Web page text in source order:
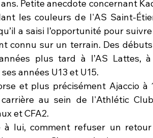
Petite anecdote concernant
les couleurs de l'AS Saint-
a saisi l’opportunité pour
connu sur un terrain. Des
plus tard à l’AS Lattes,
années U13 et U15.
et plus précisément Ajaccio à
au sein de l'Athlétic Club
et CFA2.
à lui, comment refuser un